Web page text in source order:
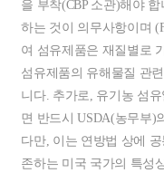
을 부착(CBP 소관)해야
하는 것이 의무사항이며
여 섬유제품은 재질별로
섬유제품의 유해물질 관
니다. 추가로, 유기농 섬
면 반드시 USDA(농무부)
다만, 이는 연방법 상에
존하는 미국 국가의 특성